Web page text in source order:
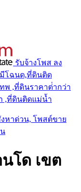
รับจ้างโพส ลง
โฉนด,ที่ดินติด
พ ,ที่ดินราคาต่ํากว่า
,ที่ดินติดแม่น้ำ
หาด่วน, โพสต์ขาย
โด เขต